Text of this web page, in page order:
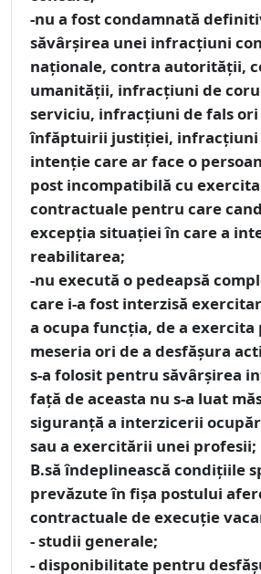
-nu a fost condamnată
săvârşirea unei infracţiuni
naţionale, contra autorităţii,
umanităţii, infracţiuni de
serviciu, infracţiuni de fals
înfăptuirii justiţiei, infracţiuni
intenţie care ar face o
post incompatibilă cu
contractuale pentru care
excepţia situaţiei în care a
reabilitarea;
-nu execută o pedeapsă
care i-a fost interzisă
a ocupa funcţia, de a exercita
meseria ori de a desfăşura
s-a folosit pentru săvârşirea
faţă de aceasta nu s-a luat
siguranţă a interzicerii
sau a exercitării unei profesii;
B.să îndeplinească condiţiile
prevăzute în fişa postului
contractuale de execuţie
- studii generale;
- disponibilitate pentru